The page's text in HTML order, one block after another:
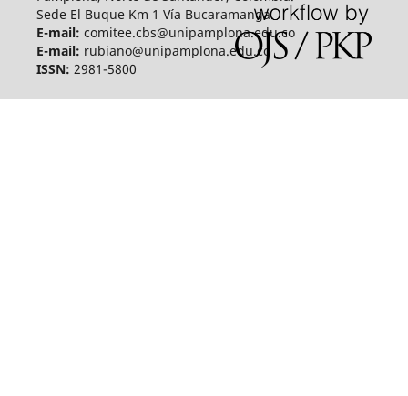
Sede El Buque Km 1 Vía Bucaramanga.
E-mail: comitee.cbs@unipamplona.edu.co
E-mail: rubiano@unipamplona.edu.co
ISSN: 2981-5800